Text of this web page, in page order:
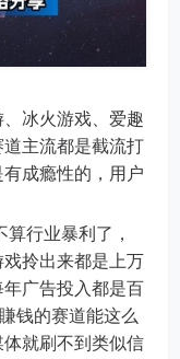
冰火游戏、爱趣
主流都是截流打
成瘾性的，用户
行业暴利了，
拎出来都是上万
广告投入都是百
钱的赛道能这么
就刷不到类似信